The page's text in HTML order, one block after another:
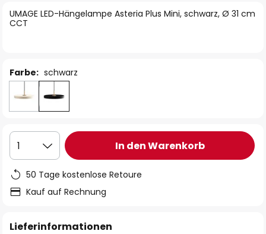
UMAGE LED-Hängelampe Asteria Plus Mini, schwarz, Ø 31 cm
CCT
Farbe: schwarz
1 In den Warenkorb
50 Tage kostenlose Retoure
Kauf auf Rechnung
Lieferinformationen